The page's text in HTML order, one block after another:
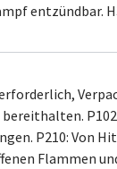
entzündbar.
P210: Von
Flammen